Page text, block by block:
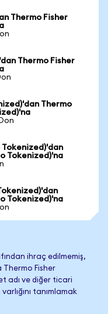
Thermo Fisher
Thermo Fisher
Thermo
Tokenized)'na
Tokenized)'na
ihraç edilmemiş,
Thermo Fisher
adı ve diğer ticari
tanımlamak